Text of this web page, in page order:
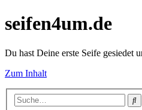
seifen4um.de
Du hast Deine erste Seife
Zum Inhalt